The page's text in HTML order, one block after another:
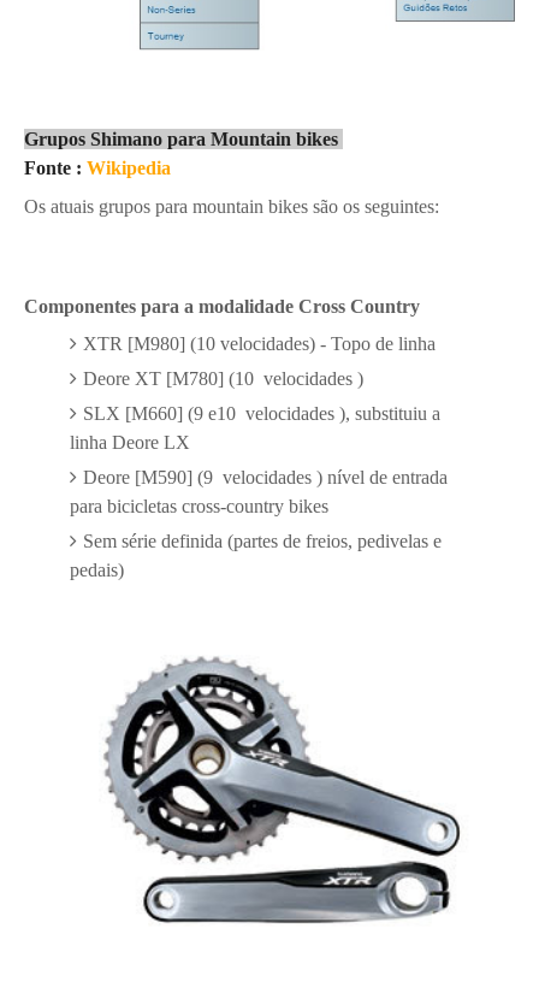
Grupos Shimano para Mountain bikes
Fonte : Wikipedia
Os atuais grupos para mountain bikes são os seguintes:
Componentes para a modalidade Cross Country
XTR [M980] (10 velocidades) - Topo de linha
Deore XT [M780] (10 velocidades )
SLX [M660] (9 e10 velocidades ), substituiu a
linha Deore LX
Deore [M590] (9 velocidades ) nível de entrada
para bicicletas cross-country bikes
Sem série definida (partes de freios, pedivelas e
pedais)